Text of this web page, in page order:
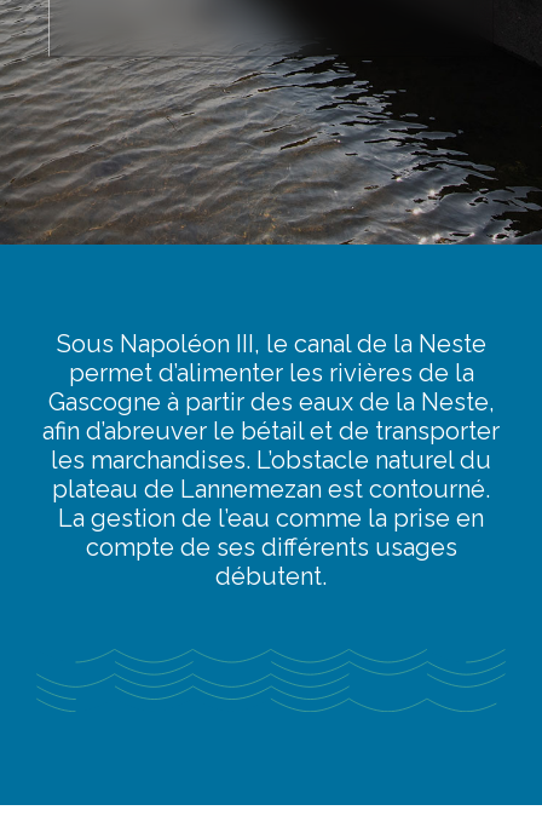
Sous Napoléon III, le canal de la Neste
permet d’alimenter les rivières de la
Gascogne à partir des eaux de la Neste,
afin d’abreuver le bétail et de transporter
les marchandises. L’obstacle naturel du
plateau de Lannemezan est contourné.
La gestion de l’eau comme la prise en
compte de ses différents usages
débutent.